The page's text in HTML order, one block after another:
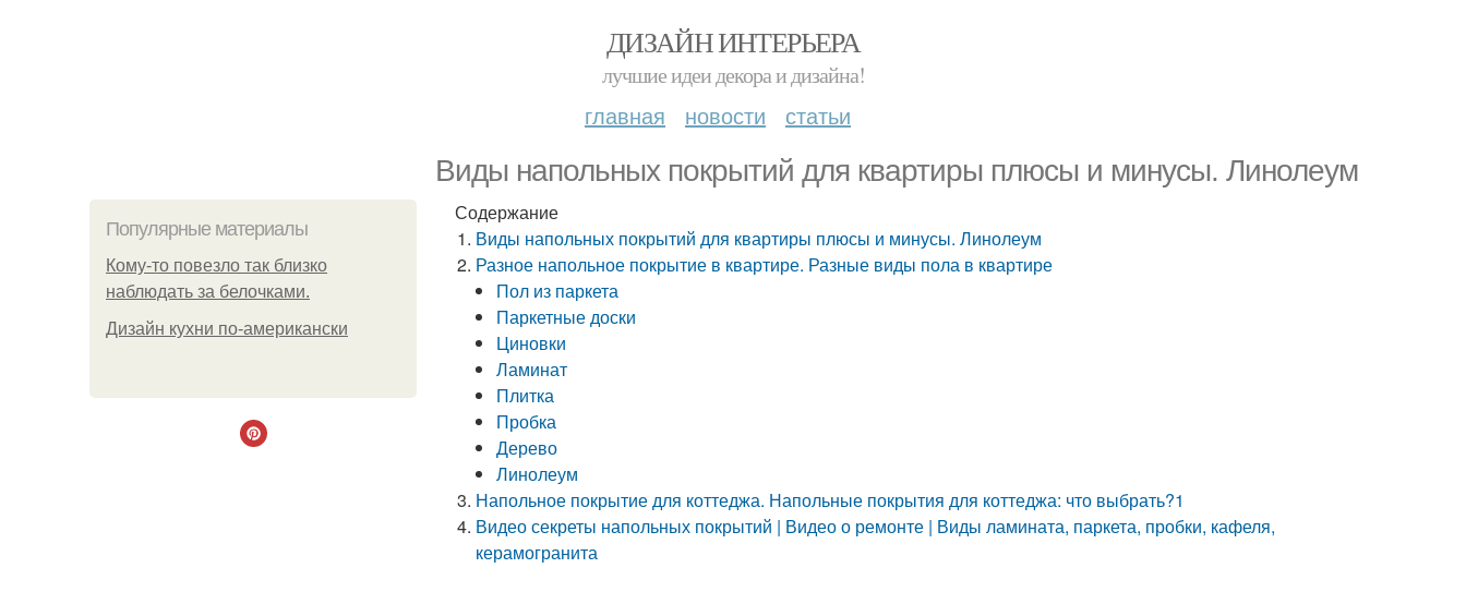
ДИЗАЙН ИНТЕРЬЕРА
лучшие идеи декора и дизайна!
главная новости статьи
Виды напольных покрытий для квартиры плюсы и минусы. Линолеум
Популярные материалы
Кому-то повезло так близко
наблюдать за белочками.
Дизайн кухни по-американски
Содержание
Виды напольных покрытий для квартиры плюсы и минусы. Линолеум
Разное напольное покрытие в квартире. Разные виды пола в квартире
Пол из паркета
Паркетные доски
Циновки
Ламинат
Плитка
Пробка
Дерево
Линолеум
Напольное покрытие для коттеджа. Напольные покрытия для коттеджа: что выбрать?1
Видео секреты напольных покрытий | Видео о ремонте | Виды ламината, паркета, пробки, кафеля,
керамогранита